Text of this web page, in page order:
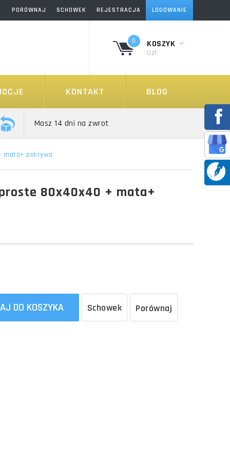
REJESTRACJA LOGOWANIE
SCHOWEK
PORÓWNAJ
0 KOSZYK
0zł
KONTAKT BLOG
Masz 14 dni na zwrot
pokrywa
80x40x40 + mata+
DO KOSZYKA Schowek Porównaj